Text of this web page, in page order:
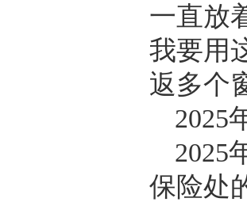
一直放
我要用
返多个
2025
2025
保险处